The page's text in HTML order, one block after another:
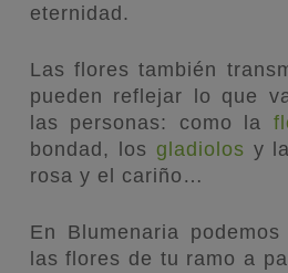
eternidad.
Las flores también
pueden reflejar lo que
las personas: como la
bondad, los gladiolos y
rosa y el cariño…
En Blumenaria
las flores de tu ramo a